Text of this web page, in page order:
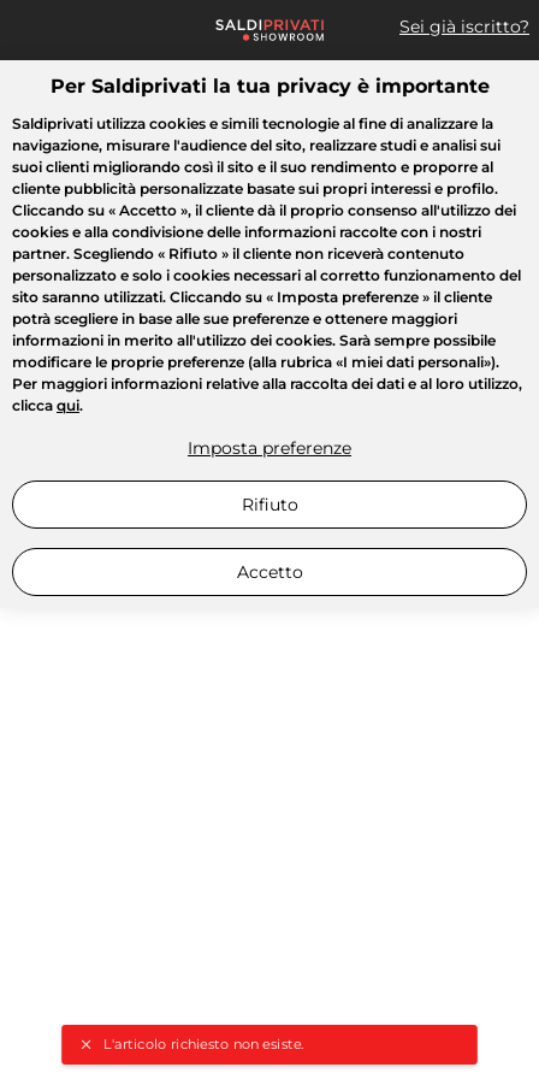
Sei già iscritto?
Cosa cerchi?
L'articolo richiesto non esiste.
Tutte le vendite Moda Casa Bellezza Elettrodomestici
Per Saldiprivati la tua privacy è importante
Saldiprivati utilizza cookies e simili tecnologie al fine di analizzare la
navigazione, misurare l'audience del sito, realizzare studi e analisi sui
suoi clienti migliorando così il sito e il suo rendimento e proporre al
cliente pubblicità personalizzate basate sui propri interessi e profilo.
Cliccando su « Accetto », il cliente dà il proprio consenso all'utilizzo dei
cookies e alla condivisione delle informazioni raccolte con i nostri
partner. Scegliendo « Rifiuto » il cliente non riceverà contenuto
personalizzato e solo i cookies necessari al corretto funzionamento del
sito saranno utilizzati. Cliccando su « Imposta preferenze » il cliente
potrà scegliere in base alle sue preferenze e ottenere maggiori
informazioni in merito all'utilizzo dei cookies. Sarà sempre possibile
modificare le proprie preferenze (alla rubrica «I miei dati personali»).
Per maggiori informazioni relative alla raccolta dei dati e al loro utilizzo,
clicca qui.
Imposta preferenze
Rifiuto
Accetto